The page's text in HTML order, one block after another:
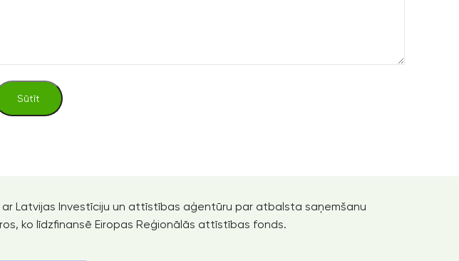
ar Latvijas Investīciju un attīstības aģentūru par atbalsta saņemšanu
ko līdzfinansē Eiropas Reģionālās attīstības fonds.